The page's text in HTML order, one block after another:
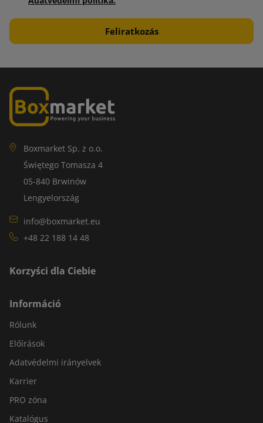
Boxmarket Sp. z o.o.
Świętego Tomasza 4
05-840 Brwinów
Lengyelország
info@boxmarket.eu
+48 22 188 14 48
Korzyści dla Ciebie
Információ
Rólunk
Előírások
Adatvédelmi irányelvek
Karrier
PRO zóna
Katalógus